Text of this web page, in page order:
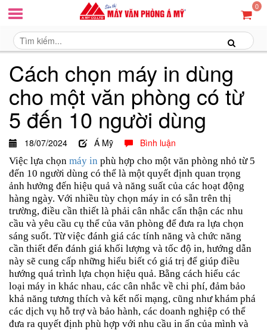
0
Cách chọn máy in dùng
cho một văn phòng có từ
5 đến 10 người dùng
18/07/2024 Á Mỹ Bình luận
Việc lựa chọn máy in phù hợp cho một văn phòng nhỏ từ 5
đến 10 người dùng có thể là một quyết định quan trọng
ảnh hưởng đến hiệu quả và năng suất của các hoạt động
hàng ngày. Với nhiều tùy chọn máy in có sẵn trên thị
trường, điều cần thiết là phải cân nhắc cẩn thận các nhu
cầu và yêu cầu cụ thể của văn phòng để đưa ra lựa chọn
sáng suốt. Từ việc đánh giá các tính năng và chức năng
cần thiết đến đánh giá khối lượng và tốc độ in, hướng dẫn
này sẽ cung cấp những hiểu biết có giá trị để giúp điều
hướng quá trình lựa chọn hiệu quả. Bằng cách hiểu các
loại máy in khác nhau, các cân nhắc về chi phí, đảm bảo
khả năng tương thích và kết nối mạng, cũng như khám phá
các dịch vụ hỗ trợ và bảo hành, các doanh nghiệp có thể
đưa ra quyết định phù hợp với nhu cầu in ấn của mình và